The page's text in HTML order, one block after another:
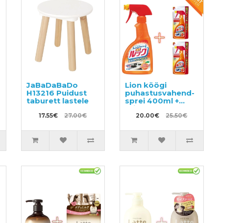
JaBaDaBaDo
H13216 Puidust
taburett lastele
17.55€ 27.00€
Lion köögi
puhastusvahend-
sprei 400ml +
täitepakend 2tk
20.00€ 25.50€